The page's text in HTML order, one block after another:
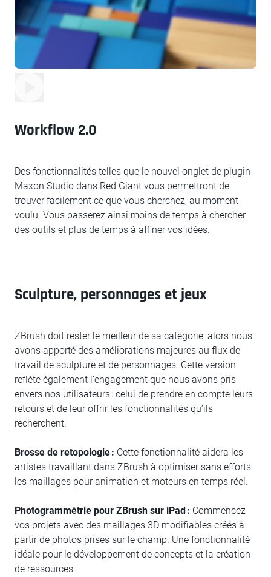
Workflow 2.0
Des fonctionnalités telles que le nouvel onglet de plugin
Maxon Studio dans Red Giant vous permettront de
trouver facilement ce que vous cherchez, au moment
voulu. Vous passerez ainsi moins de temps à chercher
des outils et plus de temps à affiner vos idées.
Sculpture, personnages et jeux
ZBrush doit rester le meilleur de sa catégorie, alors nous
avons apporté des améliorations majeures au flux de
travail de sculpture et de personnages. Cette version
reflète également l’engagement que nous avons pris
envers nos utilisateurs : celui de prendre en compte leurs
retours et de leur offrir les fonctionnalités qu’ils
recherchent.
Brosse de retopologie : Cette fonctionnalité aidera les
artistes travaillant dans ZBrush à optimiser sans efforts
les maillages pour animation et moteurs en temps réel.
Photogrammétrie pour ZBrush sur iPad : Commencez
vos projets avec des maillages 3D modifiables créés à
partir de photos prises sur le champ. Une fonctionnalité
idéale pour le développement de concepts et la création
de ressources.